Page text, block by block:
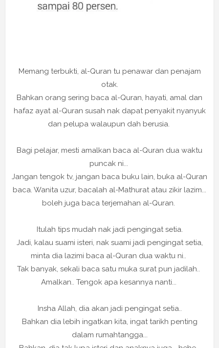
Memang terbukti, al-Quran tu penawar dan penajam
otak.
Bahkan orang sering baca al-Quran, hayati, amal dan
hafaz ayat al-Quran susah nak dapat penyakit nyanyuk
dan pelupa walaupun dah berusia.
Bagi pelajar, mesti amalkan baca al-Quran dua waktu
puncak ni...
Jangan tengok tv, jangan baca buku lain, buka al-Quran
baca. Wanita uzur, bacalah al-Mathurat atau zikir lazim...
boleh juga baca terjemahan al-Quran.
Itulah tips mudah nak jadi pengingat setia.
Jadi, kalau suami isteri, nak suami jadi pengingat setia,
minta dia lazimi baca al-Quran dua waktu ni..
Tak banyak, sekali baca satu muka surat pun jadilah..
Amalkan.. Tengok apa kesannya nanti...
Insha Allah, dia akan jadi pengingat setia..
Bahkan dia lebih ingatkan kita, ingat tarikh penting
dalam rumahtangga...